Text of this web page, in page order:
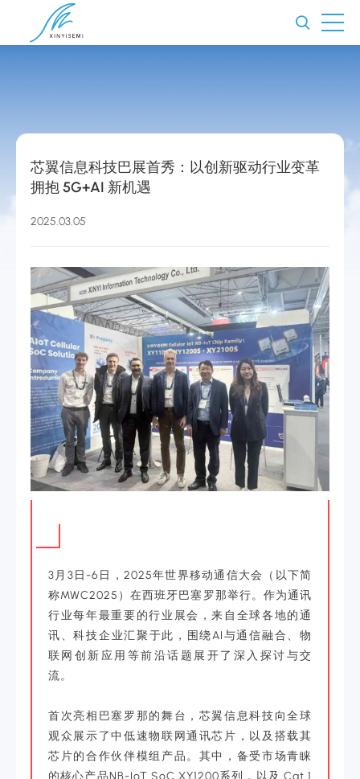
芯翼信息科技巴展首秀：以创新驱动行业变革
拥抱 5G+AI 新机遇
2025.03.05
3月3日-6日，2025年世界移动通信大会（以下简
称MWC2025）在西班牙巴塞罗那举行。作为通讯
行业每年最重要的行业展会，来自全球各地的通
讯、科技企业汇聚于此，围绕AI与通信融合、物
联网创新应用等前沿话题展开了深入探讨与交
流。
首次亮相巴塞罗那的舞台，芯翼信息科技向全球
观众展示了中低速物联网通讯芯片，以及搭载其
芯片的合作伙伴模组产品。其中，备受市场青睐